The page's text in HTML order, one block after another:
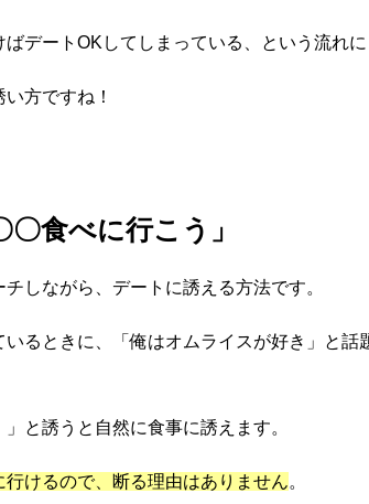
デートOKしてしまっている、という流れに
方ですね！
〇食べに行こう」
しながら、デートに誘える方法です。
るときに、「俺はオムライスが好き」と話
と誘うと自然に食事に誘えます。
けるので、断る理由はありません。